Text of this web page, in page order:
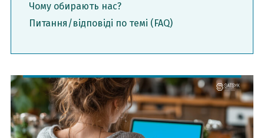
Чому обирають нас?
Питання/відповіді по темі (FAQ)